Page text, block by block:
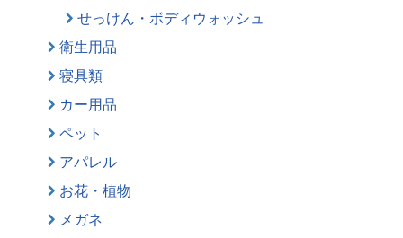
せっけん・ボディウォッシュ
衛生用品
寝具類
カー用品
ペット
アパレル
お花・植物
メガネ